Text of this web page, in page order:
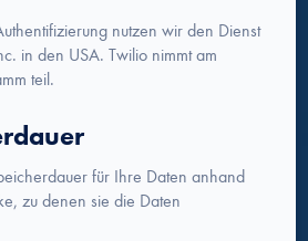
nutzen wir den Dienst
in den USA. Twilio nimmt am
teil.
für Ihre Daten anhand
zu denen sie die Daten